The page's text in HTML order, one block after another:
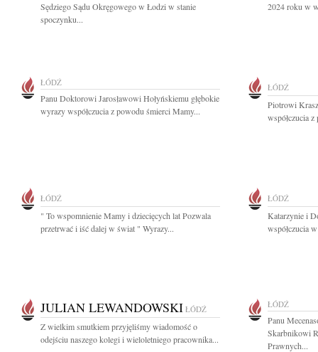
Sędziego Sądu Okręgowego w Łodzi w stanie
spoczynku...
2024 roku w
ŁÓDŹ
Panu Doktorowi Jarosławowi Hołyńskiemu głębokie
wyrazy współczucia z powodu śmierci Mamy...
ŁÓDŹ
Piotrowi
współczucia
ŁÓDŹ
" To wspomnienie Mamy i dziecięcych lat Pozwala
przetrwać i iść dalej w świat " Wyrazy...
ŁÓDŹ
Katarzynie i
współczucia
JULIAN LEWANDOWSKI ŁÓDŹ
Z wielkim smutkiem przyjęliśmy wiadomość o
odejściu naszego kolegi i wieloletniego pracownika...
ŁÓDŹ
Panu
Skarbnikowi
Prawnych...